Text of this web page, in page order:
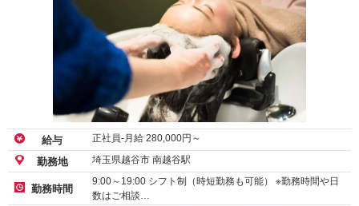
給与 正社員-月給 280,000円～
勤務地 埼玉県越谷市 南越谷駅
勤務時間
9:00～19:00 シフト制（時短勤務も可能） ※勤務時間や日
数はご相談…